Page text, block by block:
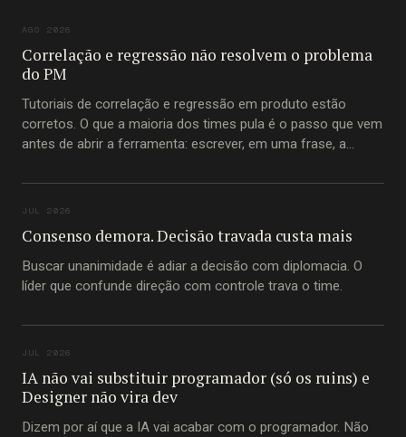
AGO 2026
Correlação e regressão não resolvem o problema
do PM
Tutoriais de correlação e regressão em produto estão
corretos. O que a maioria dos times pula é o passo que vem
antes de abrir a ferramenta: escrever, em uma frase, a
JUL 2026
Consenso demora. Decisão travada custa mais
Buscar unanimidade é adiar a decisão com diplomacia. O
líder que confunde direção com controle trava o time.
JUL 2026
IA não vai substituir programador (só os ruins) e
Designer não vira dev
Dizem por aí que a IA vai acabar com o programador. Não